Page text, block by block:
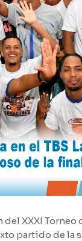
del XXXI
partido de la